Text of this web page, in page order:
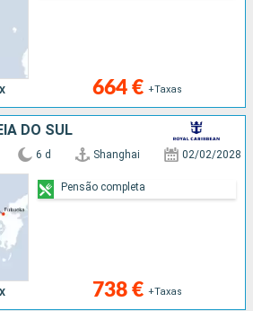
664 € +Taxas
DO SUL
6 d Shanghai 02/02/2028
738 € +Taxas
Pensão completa